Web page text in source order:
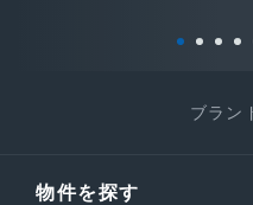
ブラン
物件を探す